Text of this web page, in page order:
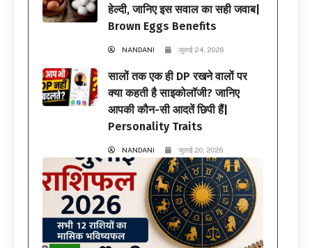
हेल्दी, जानिए इस सवाल का सही जवाब|
Brown Eggs Benefits
NANDANI जुलाई 24, 2026
सालों तक एक ही DP रखने वालों पर
क्या कहती है साइकोलॉजी? जानिए
आपकी कौन-सी आदतें छिपी हैं|
Personality Traits
NANDANI जुलाई 20, 2026